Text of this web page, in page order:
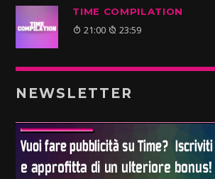
TIME COMPILATION
21:00 23:59
NEWSLETTER